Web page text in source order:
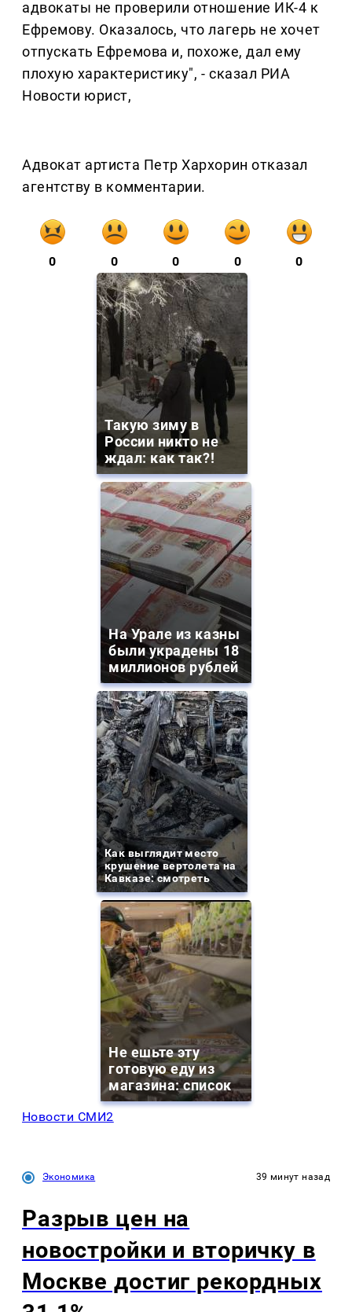
адвокаты не проверили отношение ИК-4 к
Ефремову. Оказалось, что лагерь не хочет
отпускать Ефремова и, похоже, дал ему
плохую характеристику", - сказал РИА
Новости юрист,
Адвокат артиста Петр Хархорин отказал
агентству в комментарии.
0 0 0 0 0
Такую зиму в
России никто не
ждал: как так?!
На Урале из казны
были украдены 18
миллионов рублей
Как выглядит место
крушение вертолета на
Кавказе: смотреть
Не ешьте эту
готовую еду из
магазина: список
Новости СМИ2
Экономика 39 минут назад
Разрыв цен на
новостройки и вторичку в
Москве достиг рекордных